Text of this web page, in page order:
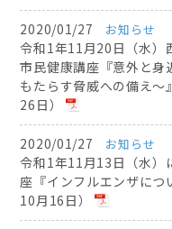
2020/01/27 お知らせ
令和1年11月20日（水）
市民健康講座『意外と
もたらす脅威への備え〜
26日）
2020/01/27 お知らせ
令和1年11月13日（水）
座『インフルエンザにつ
10月16日）